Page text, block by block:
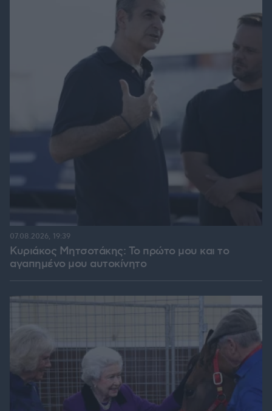
Κυριάκος Μητσοτάκης: Το πρώτο μου και το
αγαπημένο μου αυτοκίνητο
07.08.2026, 19:39